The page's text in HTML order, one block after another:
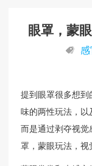
眼罩，蒙
感
提到眼罩很多想到
味的两性玩法，以
而是通过剥夺视
罩，蒙眼玩法，视